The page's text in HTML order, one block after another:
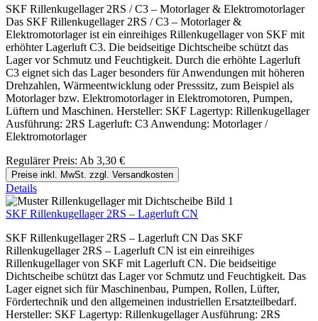
SKF Rillenkugellager 2RS / C3 – Motorlager & Elektromotorlager
Das SKF Rillenkugellager 2RS / C3 – Motorlager &
Elektromotorlager ist ein einreihiges Rillenkugellager von SKF mit
erhöhter Lagerluft C3. Die beidseitige Dichtscheibe schützt das
Lager vor Schmutz und Feuchtigkeit. Durch die erhöhte Lagerluft
C3 eignet sich das Lager besonders für Anwendungen mit höheren
Drehzahlen, Wärmeentwicklung oder Presssitz, zum Beispiel als
Motorlager bzw. Elektromotorlager in Elektromotoren, Pumpen,
Lüftern und Maschinen. Hersteller: SKF Lagertyp: Rillenkugellager
Ausführung: 2RS Lagerluft: C3 Anwendung: Motorlager /
Elektromotorlager
Regulärer Preis: Ab 3,30 €
Preise inkl. MwSt. zzgl. Versandkosten
Details
SKF Rillenkugellager 2RS – Lagerluft CN
SKF Rillenkugellager 2RS – Lagerluft CN Das SKF
Rillenkugellager 2RS – Lagerluft CN ist ein einreihiges
Rillenkugellager von SKF mit Lagerluft CN. Die beidseitige
Dichtscheibe schützt das Lager vor Schmutz und Feuchtigkeit. Das
Lager eignet sich für Maschinenbau, Pumpen, Rollen, Lüfter,
Fördertechnik und den allgemeinen industriellen Ersatzteilbedarf.
Hersteller: SKF Lagertyp: Rillenkugellager Ausführung: 2RS